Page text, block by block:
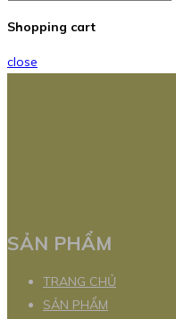
Shopping cart
close
SẢN PHẨM
TRANG CHỦ
SẢN PHẨM